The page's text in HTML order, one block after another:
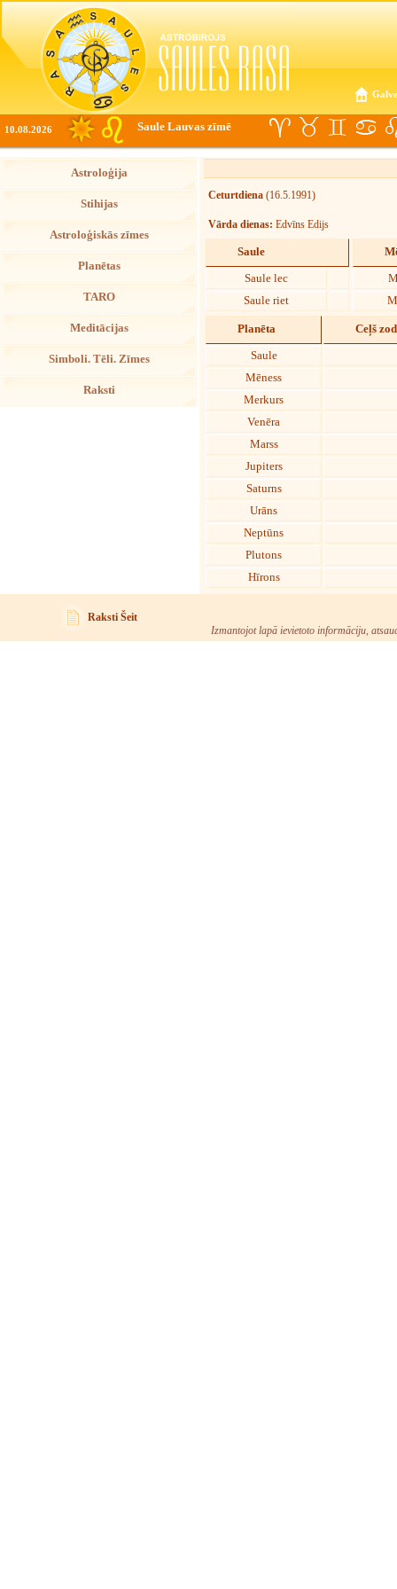
10.08.2026 Saule Lauvas zīmē
Astroloģija
Stihijas
Astroloģiskās zīmes
Planētas
TARO
Meditācijas
Simboli. Tēli. Zīmes
Raksti
Ceturtdiena (16.5.1991)
Vārda dienas: Edvīns Edijs
Saule
Saule lec
Saule riet
Planēta Ceļš
Saule
Mēness
Merkurs
Venēra
Marss
Jupiters
Saturns
Urāns
Neptūns
Plutons
Hīrons
Raksti Šeit
Izmantojot lapā ievietoto informāciju,